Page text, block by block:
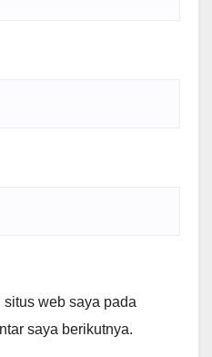
web saya pada
saya berikutnya.